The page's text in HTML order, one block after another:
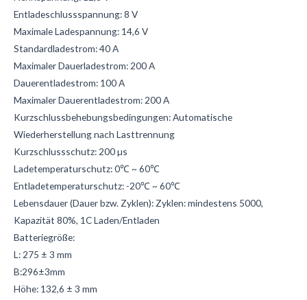
Entladeschlussspannung: 8 V
Maximale Ladespannung: 14,6 V
Standardladestrom: 40 A
Maximaler Dauerladestrom: 200 A
Dauerentladestrom: 100 A
Maximaler Dauerentladestrom: 200 A
Kurzschlussbehebungsbedingungen: Automatische
Wiederherstellung nach Lasttrennung
Kurzschlussschutz: 200 µs
Ladetemperaturschutz: 0℃ ~ 60℃
Entladetemperaturschutz: -20℃ ~ 60℃
Lebensdauer (Dauer bzw. Zyklen): Zyklen: mindestens 5000,
Kapazität 80%, 1C Laden/Entladen
Batteriegröße:
L: 275 ± 3 mm
B:296±3mm
Höhe: 132,6 ± 3 mm